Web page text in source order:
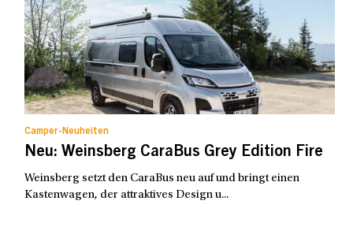
Camper-Neuheiten
Neu: Weinsberg CaraBus Grey Edition Fire
Weinsberg setzt den CaraBus neu auf und bringt einen
Kastenwagen, der attraktives Design u...